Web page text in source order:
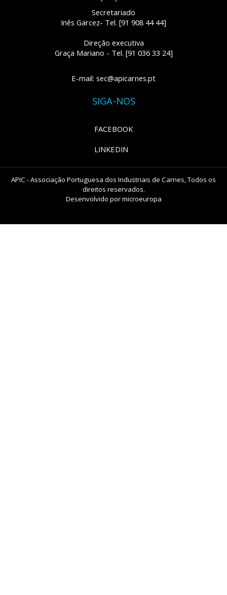
Secretariado
Inês Garcez- Tel. [91 908 44 44]
Direção executiva
Graça Mariano - Tel. [91 036 33 24]
E-mail: sec@apicarnes.pt
SIGA-NOS
FACEBOOK
LINKEDIN
APIC - Associação Portuguesa dos Industriais de Carnes, Todos os
direitos reservados.
Desenvolvido pormicroeuropa